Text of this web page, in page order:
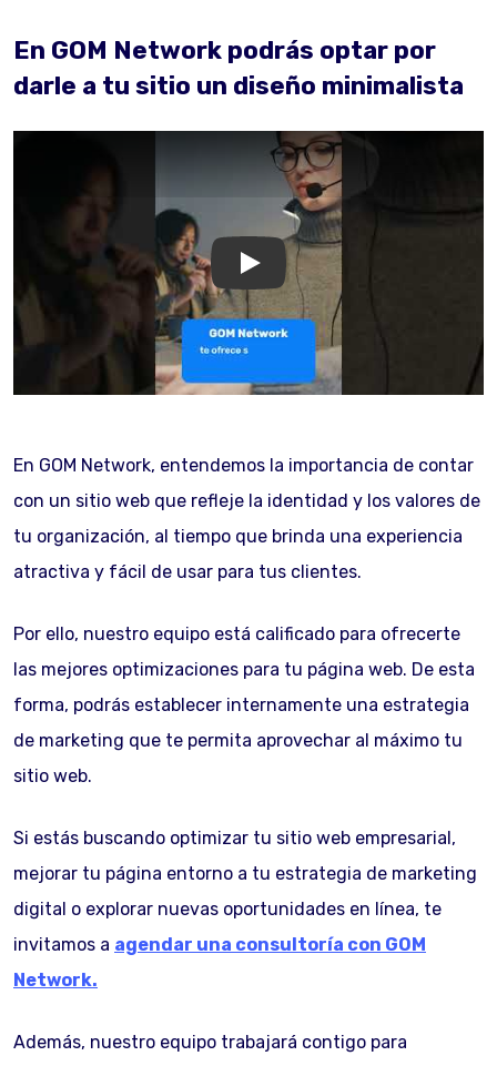
En GOM Network podrás optar por
darle a tu sitio un diseño minimalista
GOM Network
En GOM Network, entendemos la importancia de contar
con un sitio web que refleje la identidad y los valores de
tu organización, al tiempo que brinda una experiencia
atractiva y fácil de usar para tus clientes.
Por ello, nuestro equipo está calificado para ofrecerte
las mejores optimizaciones para tu página web. De esta
forma, podrás establecer internamente una estrategia
de marketing que te permita aprovechar al máximo tu
sitio web.
Si estás buscando optimizar tu sitio web empresarial,
mejorar tu página entorno a tu estrategia de marketing
digital o explorar nuevas oportunidades en línea, te
invitamos a agendar una consultoría con GOM
Network.
Además, nuestro equipo trabajará contigo para